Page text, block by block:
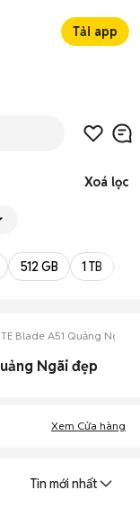
Tải app
Xoá lọc
512 GB 1 TB
Blade A51 Quảng Ngãi
Ngãi đẹp
Xem Cửa hàng
Tin mới nhất